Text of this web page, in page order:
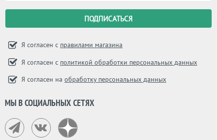
Я согласен с правилами магазина
Я согласен с политикой обработки персональных данных
Я согласен на обработку персональных данных
МЫ В СОЦИАЛЬНЫХ СЕТЯХ